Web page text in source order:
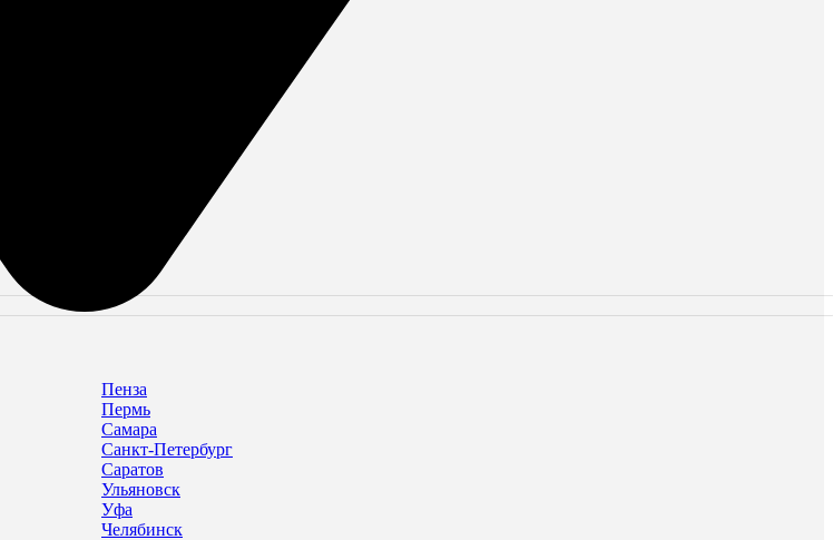
Пенза
Пермь
Самара
Санкт-Петербург
Саратов
Ульяновск
Уфа
Челябинск